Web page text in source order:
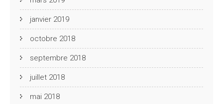
janvier 2019
octobre 2018
septembre 2018
juillet 2018
mai 2018